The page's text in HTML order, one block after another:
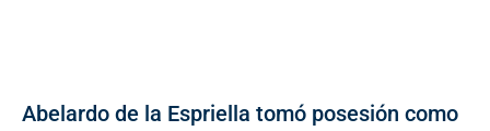
Abelardo de la Espriella tomó posesión como